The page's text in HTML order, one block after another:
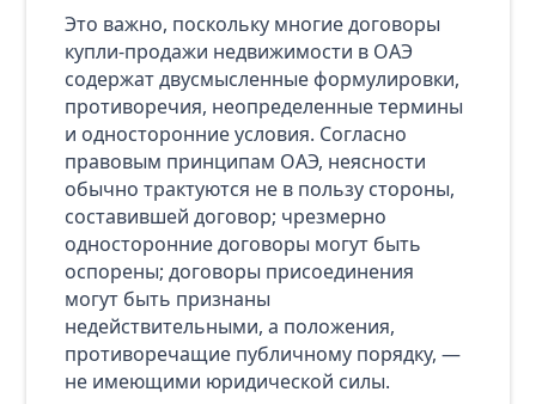
Это важно, поскольку многие договоры
купли-продажи недвижимости в ОАЭ
содержат двусмысленные формулировки,
противоречия, неопределенные термины
и односторонние условия. Согласно
правовым принципам ОАЭ, неясности
обычно трактуются не в пользу стороны,
составившей договор; чрезмерно
односторонние договоры могут быть
оспорены; договоры присоединения
могут быть признаны
недействительными, а положения,
противоречащие публичному порядку, —
не имеющими юридической силы.